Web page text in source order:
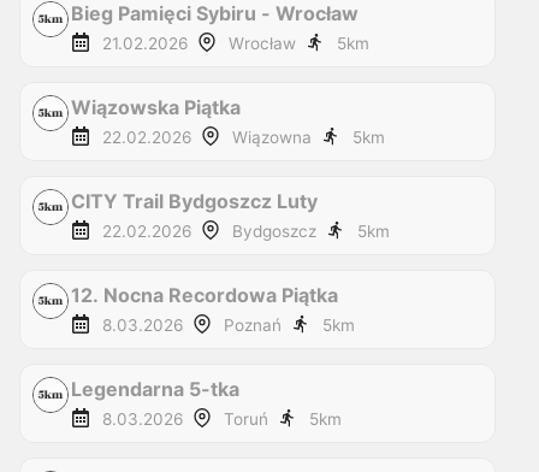
Bieg Pamięci Sybiru - Wrocław
21.02.2026 Wrocław 5km
Wiązowska Piątka
22.02.2026 Wiązowna 5km
CITY Trail Bydgoszcz Luty
22.02.2026 Bydgoszcz 5km
12. Nocna Recordowa Piątka
8.03.2026 Poznań 5km
Legendarna 5-tka
8.03.2026 Toruń 5km